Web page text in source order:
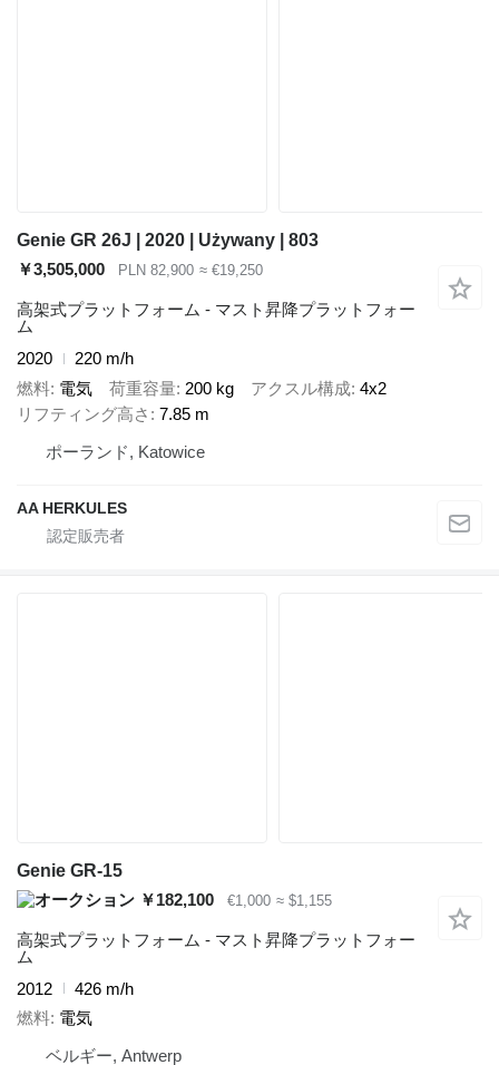
Genie GR 26J | 2020 | Używany | 803
￥3,505,000
PLN 82,900 ≈ €19,250
高架式プラットフォーム - マスト昇降プラットフォー
ム
2020
220 m/h
燃料 電気 荷重容量 200 kg アクスル構成 4x2
リフティング高さ
7.85 m
ポーランド, Katowice
AA HERKULES
Genie GR-15
￥182,100
€1,000 ≈ $1,155
高架式プラットフォーム - マスト昇降プラットフォー
ム
2012
426 m/h
燃料 電気
ベルギー, Antwerp